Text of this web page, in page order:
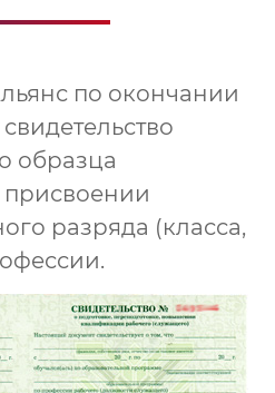
по окончании
образца
присвоении
разряда (класса,